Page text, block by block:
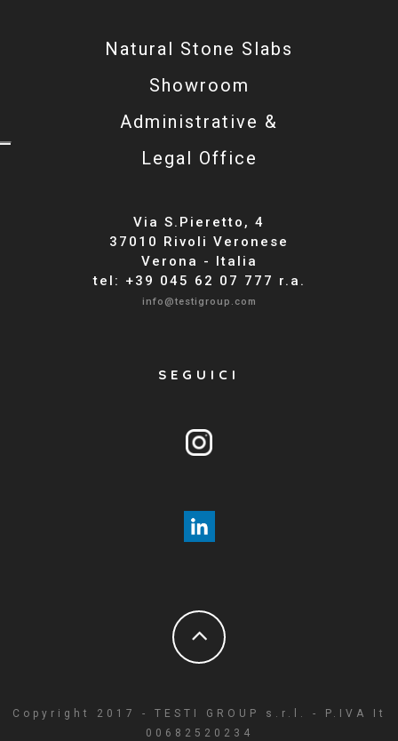
Natural Stone Slabs
Showroom
Administrative &
Legal Office
Via S.Pieretto, 4
37010 Rivoli Veronese
Verona - Italia
tel: +39 045 62 07 777 r.a.
info@testigroup.com
SEGUICI
Copyright 2017 - TESTI GROUP s.r.l. - P.IVA It
00682520234